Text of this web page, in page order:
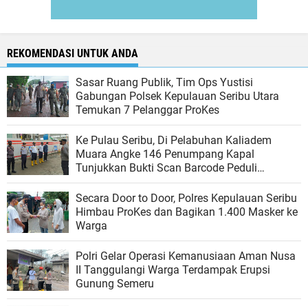
REKOMENDASI UNTUK ANDA
Sasar Ruang Publik, Tim Ops Yustisi
Gabungan Polsek Kepulauan Seribu Utara
Temukan 7 Pelanggar ProKes
Ke Pulau Seribu, Di Pelabuhan Kaliadem
Muara Angke 146 Penumpang Kapal
Tunjukkan Bukti Scan Barcode Peduli
Lindungi
Secara Door to Door, Polres Kepulauan Seribu
Himbau ProKes dan Bagikan 1.400 Masker ke
Warga
Polri Gelar Operasi Kemanusiaan Aman Nusa
II Tanggulangi Warga Terdampak Erupsi
Gunung Semeru